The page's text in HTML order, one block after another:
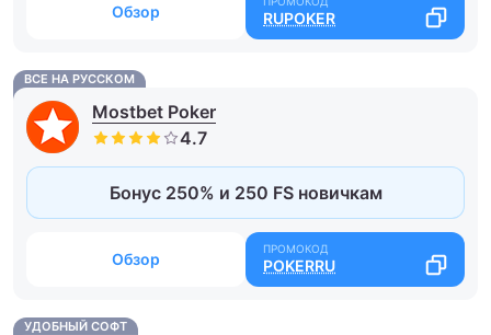
Обзор RUPOKER
ВСЕ НА РУССКОМ
Mostbet Poker
Бонус 250% и 250 FS новичкам
Обзор POKERRU
УДОБНЫЙ СОФТ